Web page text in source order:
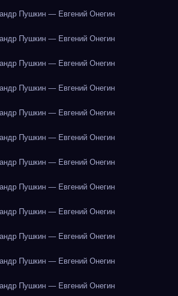
Пушкин — Евгений Онегин
Пушкин — Евгений Онегин
Пушкин — Евгений Онегин
Пушкин — Евгений Онегин
Пушкин — Евгений Онегин
Пушкин — Евгений Онегин
Пушкин — Евгений Онегин
Пушкин — Евгений Онегин
Пушкин — Евгений Онегин
Пушкин — Евгений Онегин
Пушкин — Евгений Онегин
Пушкин — Евгений Онегин